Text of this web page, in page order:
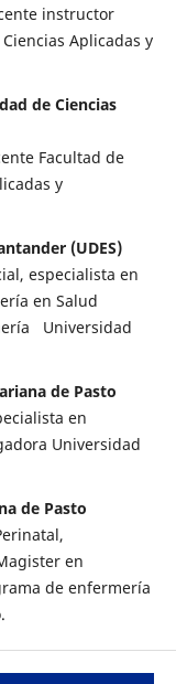
instructor
Aplicadas y
de Ciencias
Facultad de
y
(UDES)
especialista en
en Salud
Universidad
de Pasto
en
Universidad
de Pasto
en
de enfermería